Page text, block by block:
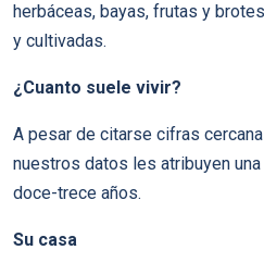
herbáceas, bayas, frutas y
y cultivadas.
¿Cuanto suele vivir?
A pesar de citarse cifras
nuestros datos les atribuyen
doce-trece años.
Su casa